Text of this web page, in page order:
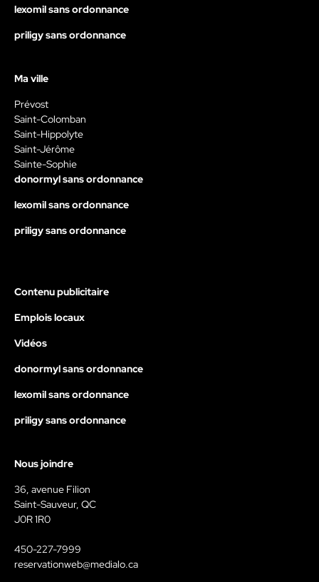
lexomil sans ordonnance
priligy sans ordonnance
Ma ville
Prévost
Saint-Colomban
Saint-Hippolyte
Saint-Jérôme
Sainte-Sophie
donormyl sans ordonnance
lexomil sans ordonnance
priligy sans ordonnance
Contenu publicitaire
Emplois locaux
Vidéos
donormyl sans ordonnance
lexomil sans ordonnance
priligy sans ordonnance
Nous joindre
36, avenue Filion
Saint-Sauveur, QC
J0R 1R0
450-227-7999
reservationweb@medialo.ca